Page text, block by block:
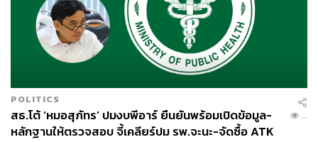
POLITICS
สธ.โต้ ‘หมอสุภัทร’ ปมงบพีอาร์ ยืนยันพร้อมเปิดข้อมูล-
หลักฐานให้ตรวจสอบ จี้เคลียร์ปม รพ.จะนะ-จัดซื้อ ATK
...